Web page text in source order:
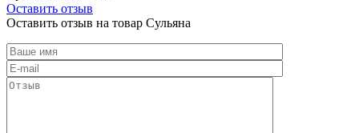
Оставить отзыв
Оставить отзыв на товар Сульяна